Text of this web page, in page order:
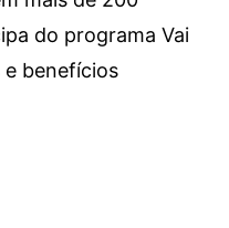
do programa Vai
e benefícios